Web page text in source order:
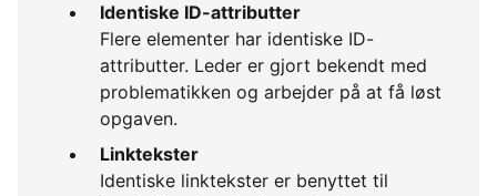
Identiske ID-attributter
Flere elementer har identiske ID-
attributter. Leder er gjort bekendt med
problematikken og arbejder på at få løst
opgaven.
Linktekster
Identiske linktekster er benyttet til